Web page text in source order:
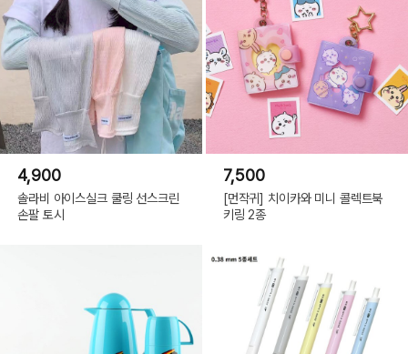
4,900
솔라비 아이스실크 쿨링 선스크린
손팔 토시
7,500
[먼작귀] 치이카와 미니 콜렉트북
키링 2종